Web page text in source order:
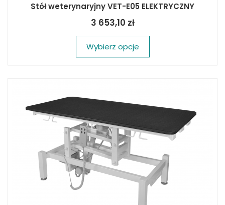
Stół weterynaryjny VET-E05 ELEKTRYCZNY
3 653,10 zł
Wybierz opcje